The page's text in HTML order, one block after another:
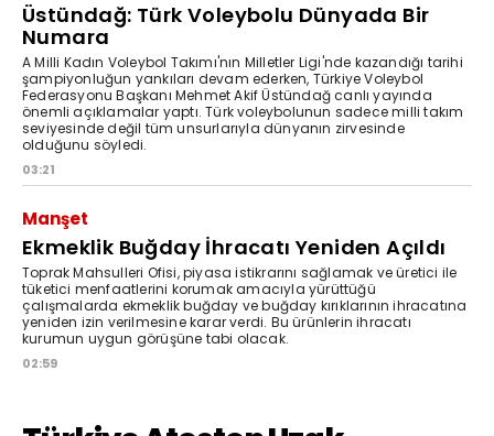
Üstündağ: Türk Voleybolu Dünyada Bir
Numara
A Milli Kadın Voleybol Takımı'nın Milletler Ligi'nde kazandığı tarihi
şampiyonluğun yankıları devam ederken, Türkiye Voleybol
Federasyonu Başkanı Mehmet Akif Üstündağ canlı yayında
önemli açıklamalar yaptı. Türk voleybolunun sadece milli takım
seviyesinde değil tüm unsurlarıyla dünyanın zirvesinde
olduğunu söyledi.
03:21
Manşet
Ekmeklik Buğday İhracatı Yeniden Açıldı
Toprak Mahsulleri Ofisi, piyasa istikrarını sağlamak ve üretici ile
tüketici menfaatlerini korumak amacıyla yürüttüğü
çalışmalarda ekmeklik buğday ve buğday kırıklarının ihracatına
yeniden izin verilmesine karar verdi. Bu ürünlerin ihracatı
kurumun uygun görüşüne tabi olacak.
02:59